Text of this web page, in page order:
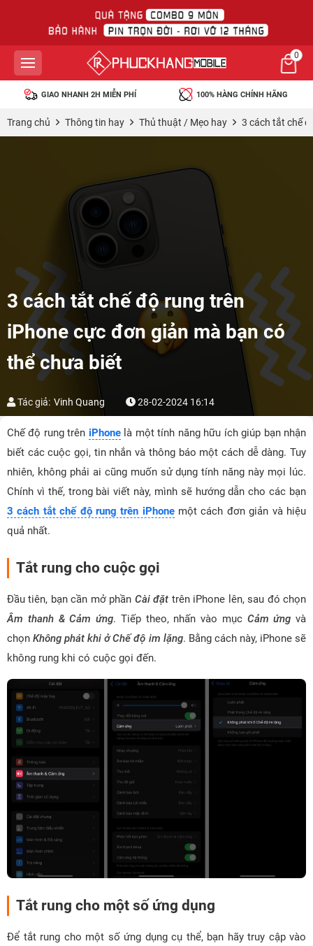
0
GIAO NHANH 2H MIỄN PHÍ 100% HÀNG CHÍNH HÃNG
Trang chủ Thông tin hay Thủ thuật / Mẹo hay 3 cách tắt chế
3 cách tắt chế độ rung trên
iPhone cực đơn giản mà bạn có
thể chưa biết
Tác giả: Vinh Quang 28-02-2024 16:14
Chế độ rung trên iPhonelà một tính năng hữu ích giúp bạn nhận
biết các cuộc gọi, tin nhắn và thông báo một cách dễ dàng. Tuy
nhiên, không phải ai cũng muốn sử dụng tính năng này mọi lúc.
Chính vì thế, trong bài viết này, mình sẽ hướng dẫn cho các bạn
3 cách tắt chế độ rung trên iPhonemột cách đơn giản và hiệu
quả nhất.
Tắt rung cho cuộc gọi
Đầu tiên, bạn cần mở phần Cài đặt trên iPhone lên, sau đó chọn
Âm thanh & Cảm ứng. Tiếp theo, nhấn vào mục Cảm ứng và
chọnKhông phát khi ở Chế độ im lặng. Bằng cách này, iPhone sẽ
không rung khi có cuộc gọi đến.
Tắt rung cho một số ứng dụng
Để tắt rung cho một số ứng dụng cụ thể, bạn hãy truy cập vào